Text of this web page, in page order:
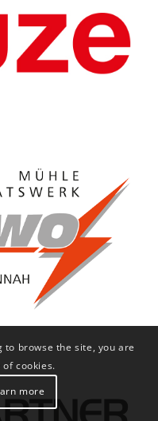
to browse the site, you are
cookies.
more